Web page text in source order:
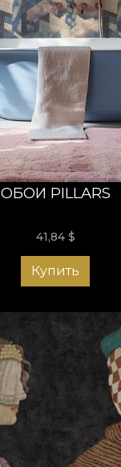
ОБОИ PILLARS
41,84 $
Купить